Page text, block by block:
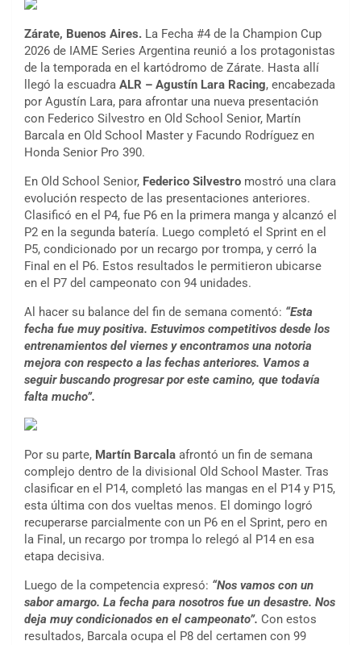
Zárate, Buenos Aires. La Fecha #4 de la Champion Cup
2026 de IAME Series Argentina reunió a los protagonistas
de la temporada en el kartódromo de Zárate. Hasta allí
llegó la escuadra ALR – Agustín Lara Racing, encabezada
por Agustín Lara, para afrontar una nueva presentación
con Federico Silvestro en Old School Senior, Martín
Barcala en Old School Master y Facundo Rodríguez en
Honda Senior Pro 390.
En Old School Senior, Federico Silvestro mostró una clara
evolución respecto de las presentaciones anteriores.
Clasificó en el P4, fue P6 en la primera manga y alcanzó el
P2 en la segunda batería. Luego completó el Sprint en el
P5, condicionado por un recargo por trompa, y cerró la
Final en el P6. Estos resultados le permitieron ubicarse
en el P7 del campeonato con 94 unidades.
Al hacer su balance del fin de semana comentó: “Esta
fecha fue muy positiva. Estuvimos competitivos desde los
entrenamientos del viernes y encontramos una notoria
mejora con respecto a las fechas anteriores. Vamos a
seguir buscando progresar por este camino, que todavía
falta mucho”.
Por su parte, Martín Barcala afrontó un fin de semana
complejo dentro de la divisional Old School Master. Tras
clasificar en el P14, completó las mangas en el P14 y P15,
esta última con dos vueltas menos. El domingo logró
recuperarse parcialmente con un P6 en el Sprint, pero en
la Final, un recargo por trompa lo relegó al P14 en esa
etapa decisiva.
Luego de la competencia expresó: “Nos vamos con un
sabor amargo. La fecha para nosotros fue un desastre. Nos
deja muy condicionados en el campeonato”. Con estos
resultados, Barcala ocupa el P8 del certamen con 99